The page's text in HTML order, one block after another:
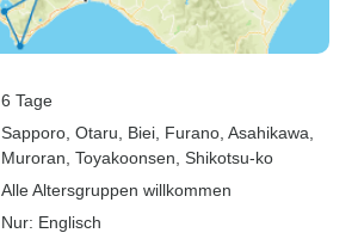
6 Tage
Sapporo , Otaru , Biei , Furano , Asahikawa
Muroran , Toyakoonsen , Shikotsu-ko
Alle Altersgruppen willkommen
Nur: Englisch